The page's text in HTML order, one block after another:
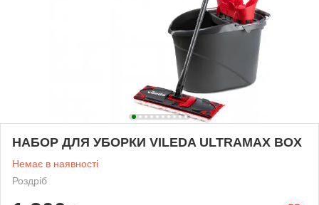
НАБОР ДЛЯ УБОРКИ VILEDA ULTRAMAX BOX
Немає в наявності
Роздріб